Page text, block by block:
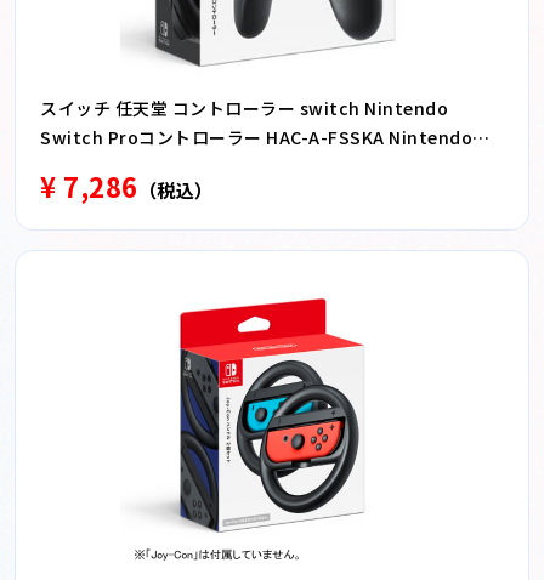
スイッチ 任天堂 コントローラー switch Nintendo
Switch Proコントローラー HAC-A-FSSKA Nintendo
¥ 7,286 （税込）